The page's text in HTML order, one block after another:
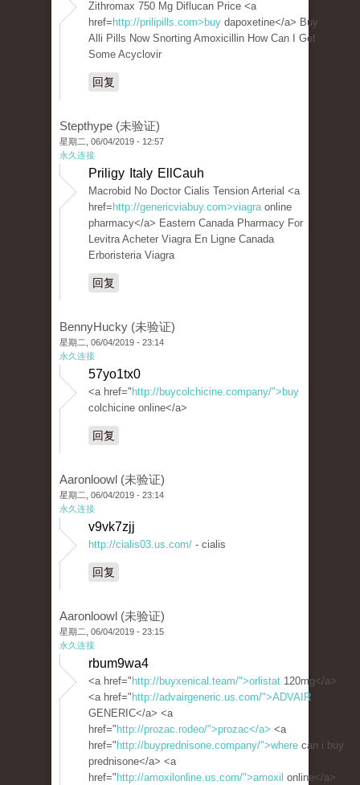
Zithromax 750 Mg Diflucan Price <a
href= http://prilipills.com>buy dapoxetine</a> Buy
Alli Pills Now Snorting Amoxicillin How Can I Get
Some Acyclovir
回复
Stepthype (未验证)
星期二, 06/04/2019 - 12:57
永久连接
Priligy Italy EllCauh
Macrobid No Doctor Cialis Tension Arterial <a
href= http://genericviabuy.com>viagraonline
pharmacy</a> Eastern Canada Pharmacy For
Levitra Acheter Viagra En Ligne Canada
Erboristeria Viagra
回复
BennyHucky (未验证)
星期二, 06/04/2019 - 23:14
永久连接
57yo1tx0
<a href=" http://buycolchicine.company/">buy
colchicine online</a>
回复
Aaronloowl (未验证)
星期二, 06/04/2019 - 23:14
永久连接
v9vk7zjj
http://cialis03.us.com/ - cialis
回复
Aaronloowl (未验证)
星期二, 06/04/2019 - 23:15
永久连接
rbum9wa4
<a href=" http://buyxenical.team/">orlistat 120mg</a>
<a href=" http://advairgeneric.us.com/">ADVAIR
GENERIC</a> <a
href=" http://prozac.rodeo/">prozac</a> <a
href=" http://buyprednisone.company/">where can i buy
prednisone</a> <a
href=" http://amoxilonline.us.com/">amoxil online</a>